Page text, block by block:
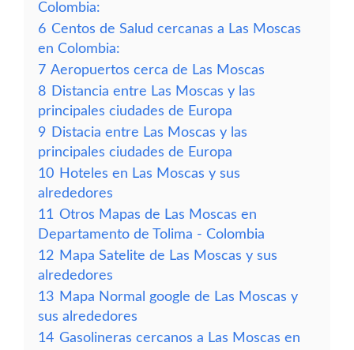
Colombia:
6 Centos de Salud cercanas a Las Moscas
en Colombia:
7 Aeropuertos cerca de Las Moscas
8 Distancia entre Las Moscas y las
principales ciudades de Europa
9 Distacia entre Las Moscas y las
principales ciudades de Europa
10 Hoteles en Las Moscas y sus
alrededores
11 Otros Mapas de Las Moscas en
Departamento de Tolima - Colombia
12 Mapa Satelite de Las Moscas y sus
alrededores
13 Mapa Normal google de Las Moscas y
sus alrededores
14 Gasolineras cercanos a Las Moscas en